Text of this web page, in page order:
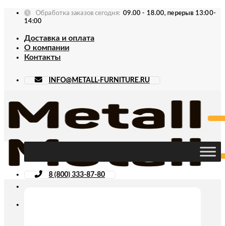
Skip
Обработка заказов сегодня: 09.00 - 18.00, перерыв 13:00-
14:00
Доставка и оплата
О компании
Контакты
INFO@METALL-FURNITURE.RU
8 (800) 333-87-80